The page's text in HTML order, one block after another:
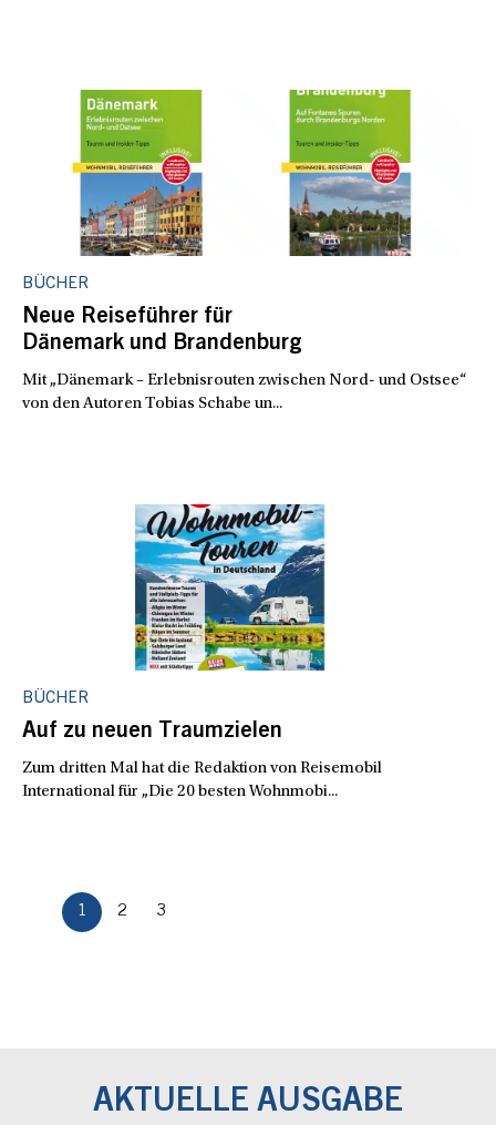
BÜCHER
Neue Reiseführer für
Dänemark und Brandenburg
Mit „Dänemark – Erlebnisrouten zwischen Nord- und Ostsee“
von den Autoren Tobias Schabe un...
BÜCHER
Auf zu neuen Traumzielen
Zum dritten Mal hat die Redaktion von Reisemobil
International für „Die 20 besten Wohnmobi...
1 2 3
AKTUELLE AUSGABE